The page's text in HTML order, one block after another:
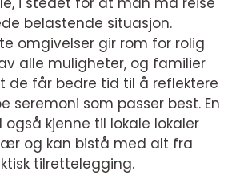
belastende situasjon.
omgivelser gir rom for rolig
alle muligheter, og familier
de får bedre tid til å reflektere
seremoni som passer best. En
kjenne til lokale lokaler
og kan bistå med alt fra
tilrettelegging.